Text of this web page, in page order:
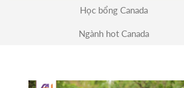
SOUTHEAST MISSOURI
UNIVERSITY
Học bổng Canada
Ngành hot Canada